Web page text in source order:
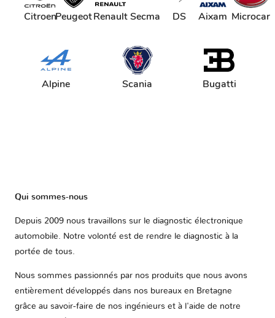
CitroenPeugeotRenaultSecma DS Aixam Microcar
Alpine Scania Bugatti
Qui sommes-nous
Depuis 2009 nous travaillons sur le diagnostic électronique
automobile. Notre volonté est de rendre le diagnostic à la
portée de tous.
Nous sommes passionnés par nos produits que nous avons
entièrement développés dans nos bureaux en Bretagne
grâce au savoir-faire de nos ingénieurs et à l'aide de notre